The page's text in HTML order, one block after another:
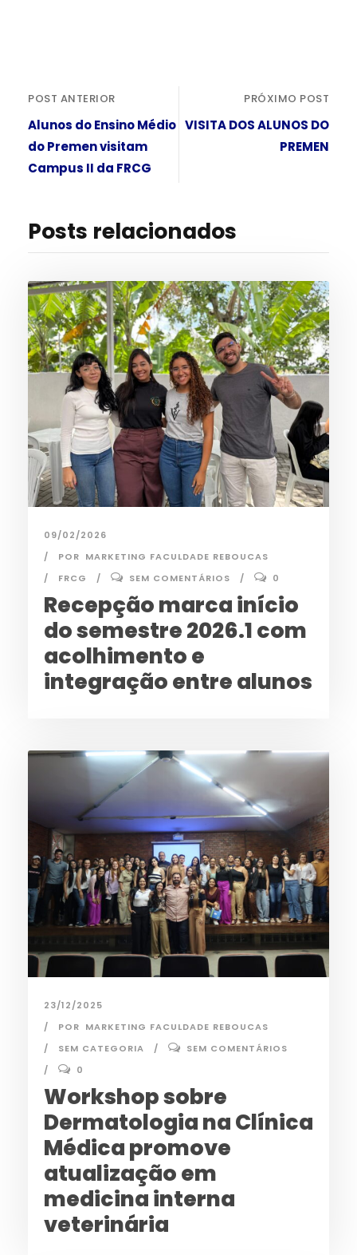
POST ANTERIOR
Alunos do Ensino Médio
do Premen visitam
Campus II da FRCG
PRÓXIMO POST
VISITA DOS ALUNOS DO
PREMEN
Posts relacionados
09/02/2026
POR MARKETING FACULDADE REBOUCAS
FRCG
SEM COMENTÁRIOS 0
Recepção marca início
do semestre 2026.1 com
acolhimento e
integração entre alunos
23/12/2025
POR MARKETING FACULDADE REBOUCAS
SEM CATEGORIA
SEM COMENTÁRIOS
0
Workshop sobre
Dermatologia na Clínica
Médica promove
atualização em
medicina interna
veterinária